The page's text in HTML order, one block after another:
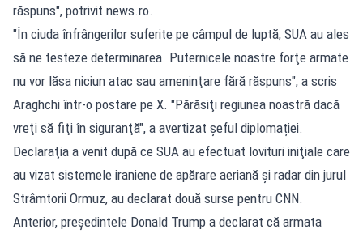
răspuns", potrivit news.ro.
"În ciuda înfrângerilor suferite pe câmpul de luptă, SUA au ales
să ne testeze determinarea. Puternicele noastre forţe armate
nu vor lăsa niciun atac sau ameninţare fără răspuns", a scris
Araghchi într-o postare pe X. "Părăsiţi regiunea noastră dacă
vreţi să fiţi în siguranţă", a avertizat șeful diplomației.
Declaraţia a venit după ce SUA au efectuat lovituri iniţiale care
au vizat sistemele iraniene de apărare aeriană şi radar din jurul
Strâmtorii Ormuz, au declarat două surse pentru CNN.
Anterior, preşedintele Donald Trump a declarat că armata